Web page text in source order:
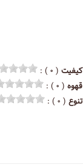
کیفیت ( ۰ ) :
قهوه ( ۰ ) :
تنوع ( ۰ ) :